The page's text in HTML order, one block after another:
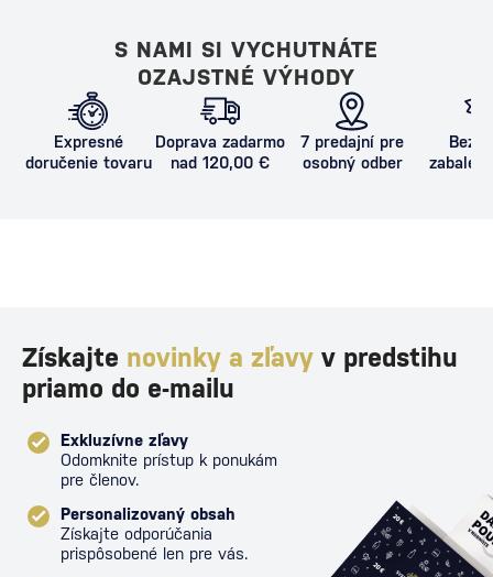
S NAMI SI VYCHUTNÁTE
OZAJSTNÉ VÝHODY
Expresné
doručenie tovaru
Doprava zadarmo
nad 120,00 €
7 predajní pre
osobný odber
Získajte novinky a zľavy v predstihu
priamo do e-mailu
Exkluzívne zľavy
Odomknite prístup k ponukám
pre členov.
Personalizovaný obsah
Získajte odporúčania
prispôsobené len pre vás.